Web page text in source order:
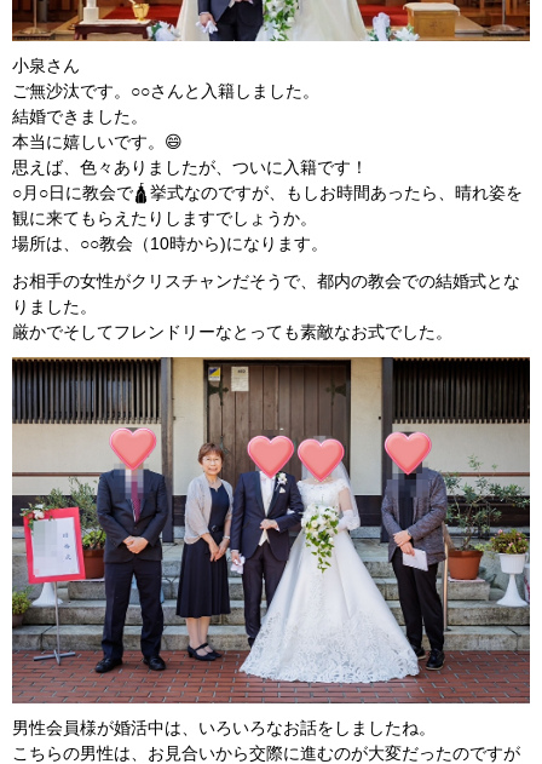
小泉さん
ご無沙汰です。○○さんと入籍しました。
結婚できました。
本当に嬉しいです。😄
思えば、色々ありましたが、ついに入籍です！
○月○日に教会で🛕挙式なのですが、もしお時間あったら、晴れ姿を
観に来てもらえたりしますでしょうか。
場所は、○○教会（10時から)になります。
お相手の女性がクリスチャンだそうで、都内の教会での結婚式とな
りました。
厳かでそしてフレンドリーなとっても素敵なお式でした。
男性会員様が婚活中は、いろいろなお話をしましたね。
こちらの男性は、お見合いから交際に進むのが大変だったのですが